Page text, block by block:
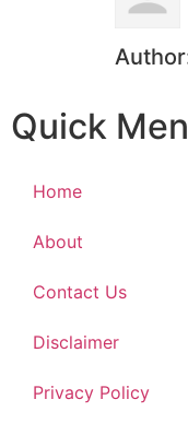
Quick
Home
About
Contact Us
Disclaimer
Privacy Policy